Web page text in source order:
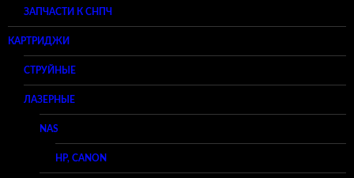
ЗАПЧАСТИ К СНПЧ
КАРТРИДЖИ
СТРУЙНЫЕ
ЛАЗЕРНЫЕ
NAS
HP, CANON